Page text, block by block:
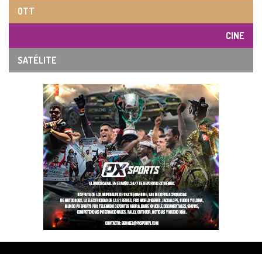
OTT
CINE
SATÉLITE